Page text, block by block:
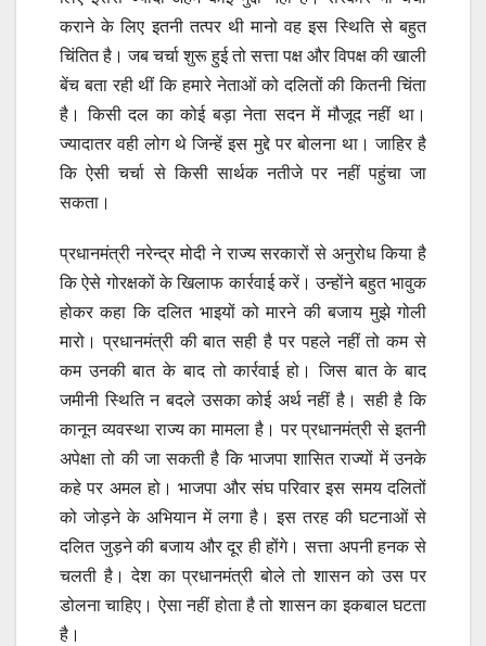
कराने के लिए इतनी तत्पर थी मानो वह इस स्थिति से बहुत
चिंतित है। जब चर्चा शुरू हुई तो सत्ता पक्ष और विपक्ष की खाली
बेंच बता रही थीं कि हमारे नेताओं को दलितों की कितनी चिंता
है। किसी दल का कोई बड़ा नेता सदन में मौजूद नहीं था।
ज्यादातर वही लोग थे जिन्हें इस मुद्दे पर बोलना था। जाहिर है
कि ऐसी चर्चा से किसी सार्थक नतीजे पर नहीं पहुंचा जा
सकता।
प्रधानमंत्री नरेन्द्र मोदी ने राज्य सरकारों से अनुरोध किया है
कि ऐसे गोरक्षकों के खिलाफ कार्रवाई करें। उन्होंने बहुत भावुक
होकर कहा कि दलित भाइयों को मारने की बजाय मुझे गोली
मारो। प्रधानमंत्री की बात सही है पर पहले नहीं तो कम से
कम उनकी बात के बाद तो कार्रवाई हो। जिस बात के बाद
जमीनी स्थिति न बदले उसका कोई अर्थ नहीं है। सही है कि
कानून व्यवस्था राज्य का मामला है। पर प्रधानमंत्री से इतनी
अपेक्षा तो की जा सकती है कि भाजपा शासित राज्यों में उनके
कहे पर अमल हो। भाजपा और संघ परिवार इस समय दलितों
को जोड़ने के अभियान में लगा है। इस तरह की घटनाओं से
दलित जुड़ने की बजाय और दूर ही होंगे। सत्ता अपनी हनक से
चलती है। देश का प्रधानमंत्री बोले तो शासन को उस पर
डोलना चाहिए। ऐसा नहीं होता है तो शासन का इकबाल घटता
है।